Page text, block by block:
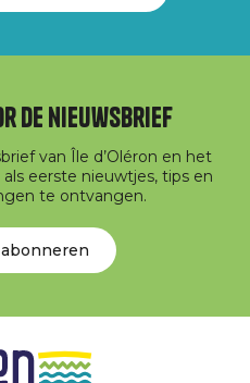
de nieuwsbrief
van Île d’Oléron en het
eerste nieuwtjes, tips en
te ontvangen.